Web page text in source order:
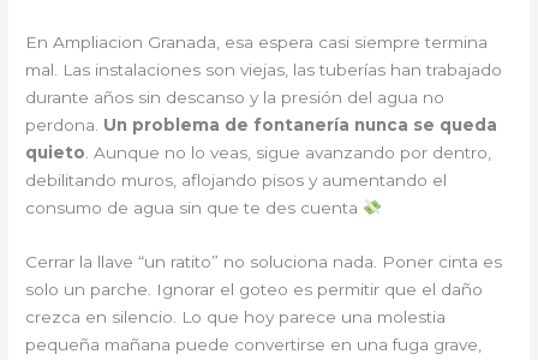
En Ampliacion Granada, esa espera casi siempre termina
mal. Las instalaciones son viejas, las tuberías han trabajado
durante años sin descanso y la presión del agua no
perdona. Un problema de fontanería nunca se queda
quieto . Aunque no lo veas, sigue avanzando por dentro,
debilitando muros, aflojando pisos y aumentando el
consumo de agua sin que te des cuenta
Cerrar la llave “un ratito” no soluciona nada. Poner cinta es
solo un parche. Ignorar el goteo es permitir que el daño
crezca en silencio. Lo que hoy parece una molestia
pequeña mañana puede convertirse en una fuga grave,